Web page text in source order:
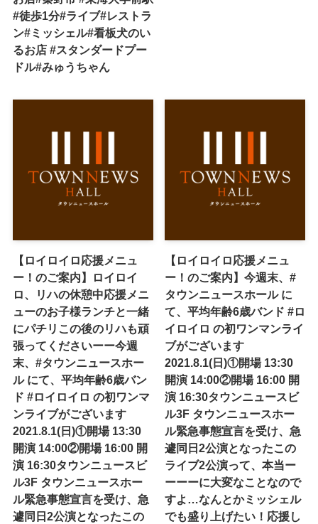
#徒歩1分#ライブ#レストラ
ン#ミッシェル#看板犬のい
るお店 #スタンダードプー
ドル#みゅうちゃん
【ロイロイロ応援メニュ
ー！のご案内】ロイロイ
ロ、リハの休憩中応援メニ
ューのお子様ランチと一緒
にパチリこの後のリハも頑
張ってくださいーー今週
末、#タウンニュースホー
ル にて、平均年齢6歳バン
ド #ロイロイロ の初ワンマ
ンライブがございます
2021.8.1(日)①開場 13:30
開演 14:00②開場 16:00 開
演 16:30タウンニュースビ
ル3F タウンニュースホー
ル緊急事態宣言を受け、急
遽同日2公演となったこの
【ロイロイロ応援メニュ
ー！のご案内】今週末、#
タウンニュースホール に
て、平均年齢6歳バンド #ロ
イロイロ の初ワンマンライ
ブがございます
2021.8.1(日)①開場 13:30
開演 14:00②開場 16:00 開
演 16:30タウンニュースビ
ル3F タウンニュースホー
ル緊急事態宣言を受け、急
遽同日2公演となったこの
ライブ2公演って、本当ー
ーーーに大変なことなので
すよ…なんとかミッシェル
でも盛り上げたい！応援し